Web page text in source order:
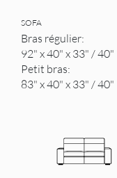
SOFA
Bras régulier:
92" x 40" x 33" / 40"
Petit bras:
83" x 40" x 33" / 40"